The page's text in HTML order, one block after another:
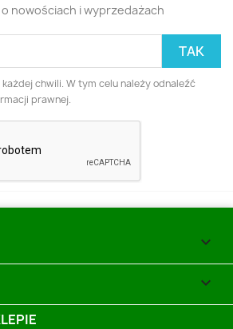
nowościach i wyprzedażach
chwili. W tym celu należy odnaleźć
prawnej.

